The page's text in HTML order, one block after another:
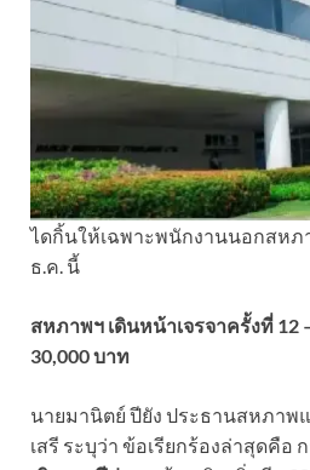
ไดกิ้นให้เฉพาะพนักงานนอกสหภ
ธ.ค. นี้
สหภาพฯ เดินหน้าเจรจาครั้งที่ 12
30,000 บาท
นายมานิตย์ ปียัง ประธานสหภาพ
เสรี ระบุว่า ข้อเรียกร้องล่าสุดคือ